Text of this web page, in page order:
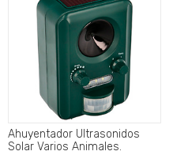
Ahuyentador Ultrasonidos
Solar Varios Animales.